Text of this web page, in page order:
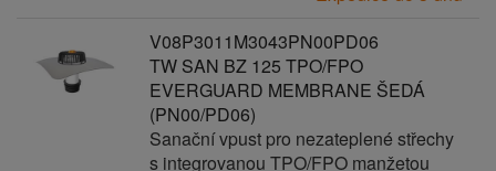
V08P3011M3043PN00PD06
TW SAN BZ 125 TPO/FPO
EVERGUARD MEMBRANE ŠEDÁ
(PN00/PD06)
Sanační vpust pro nezateplené střechy
s integrovanou TPO/FPO manžetou